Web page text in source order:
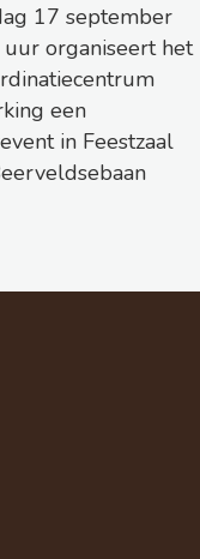
17 september
organiseert het
een
in Feestzaal